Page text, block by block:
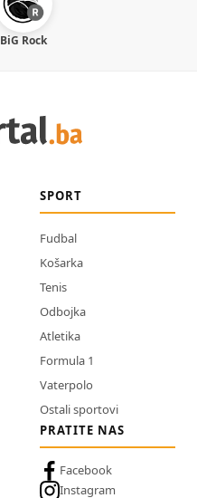
BiG Rock
SPORT
Fudbal
Košarka
Tenis
Odbojka
Atletika
Formula 1
Vaterpolo
Ostali sportovi
PRATITE NAS
Facebook
Instagram